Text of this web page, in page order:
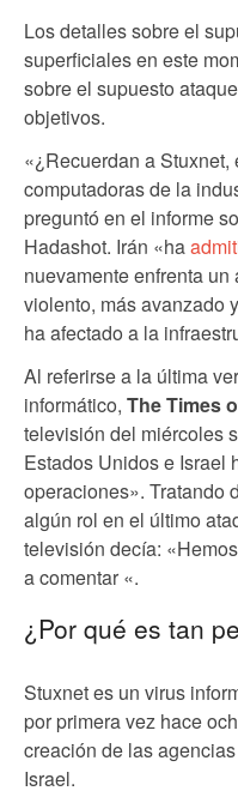
Los detalles sobre el
superficiales en este
sobre el supuesto
objetivos.
«¿Recuerdan a
computadoras de la
preguntó en el informe
Hadashot. Irán «ha
nuevamente enfrenta
violento, más avanzado
ha afectado a la
Al referirse a la última
informático, The Times
televisión del miércoles
Estados Unidos e Israel
operaciones». Tratando
algún rol en el último
televisión decía:
a comentar «.
¿Por qué es tan
Stuxnet es un virus
por primera vez hace
creación de las
Israel.